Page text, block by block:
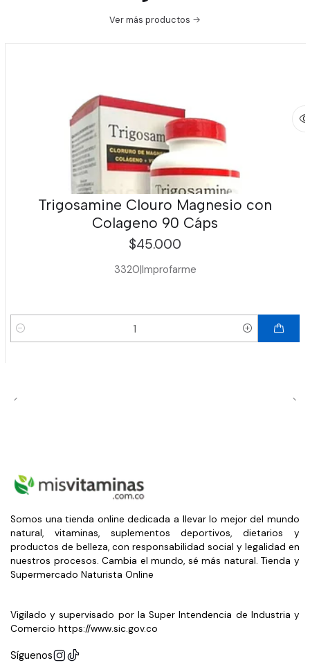
Consumir según indicaciones del fabricante o
Este producto es un suplemento dietario. No es un
medicamento y no sustituye una alimentación equilibrada.
Mantener fuera del alcance de los niños. No consumir en
caso de hipersensibilidad a alguno de sus componentes.
Ver más productos
Trigosamine Clouro Magnesio con
Colageno 90 Cáps
$45.000
3320|Improfarme
Cantidad
Somos una tienda online dedicada a llevar lo mejor del mundo
natural, vitaminas, suplementos deportivos, dietarios y
productos de belleza, con responsabilidad social y legalidad en
nuestros procesos. Cambia el mundo, sé más natural. Tienda y
Supermercado Naturista Online
Vigilado y supervisado por la Super Intendencia de Industria y
Comercio https://www.sic.gov.co
Síguenos